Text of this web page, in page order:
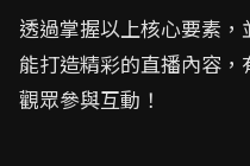
透過掌握以上核心要素
能打造精彩的直播內容
觀眾參與互動！